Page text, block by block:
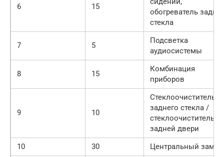
6 15
обогреватель
стекла
7 5
Подсветка
аудиосистемы
8 15
Комбинация
приборов
9 10
Стеклоочиститель
заднего стекла /
стеклоочиститель
задней двери
10
30 Центральный замок